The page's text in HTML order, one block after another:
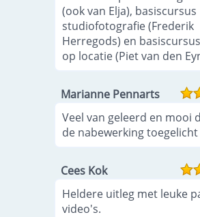
(ook van Elja), basiscursus
studiofotografie (Frederik
Herregods) en
op locatie (Piet van den
Marianne Pennarts
Veel van geleerd en mooi
de nabewerking
Cees Kok
Heldere uitleg met leuke
video's.